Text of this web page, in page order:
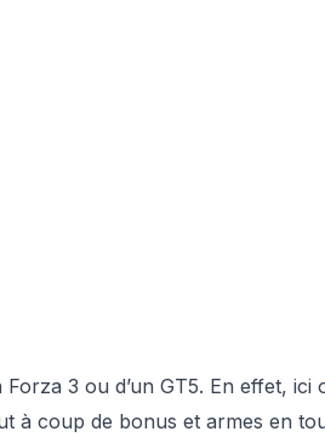
3 ou d’un GT5. En effet, ici
à coup de bonus et armes en